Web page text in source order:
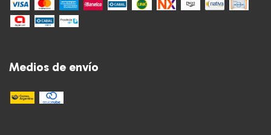
Medios de envío